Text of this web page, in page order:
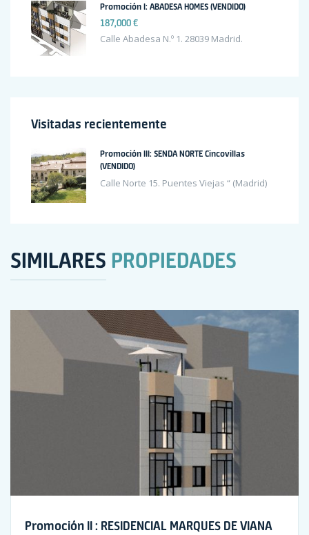
Promoción I: ABADESA HOMES (VENDIDO)
187,000 €
Calle Abadesa N.º 1. 28039 Madrid.
Visitadas recientemente
Promoción III: SENDA NORTE Cincovillas
(VENDIDO)
Calle Norte 15. Puentes Viejas “ (Madrid)
SIMILARES PROPIEDADES
Promoción II : RESIDENCIAL MARQUES DE VIANA